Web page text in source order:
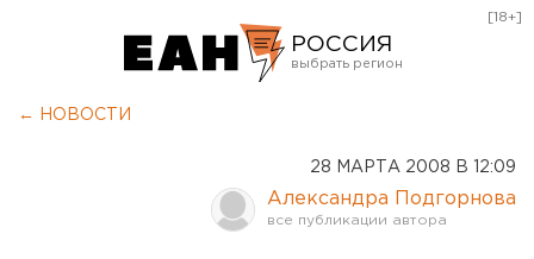
РОССИЯ
Оренбург
[18+]
← НОВОСТИ
28 МАРТА 2008 В 12:09
Александра Подгорнова